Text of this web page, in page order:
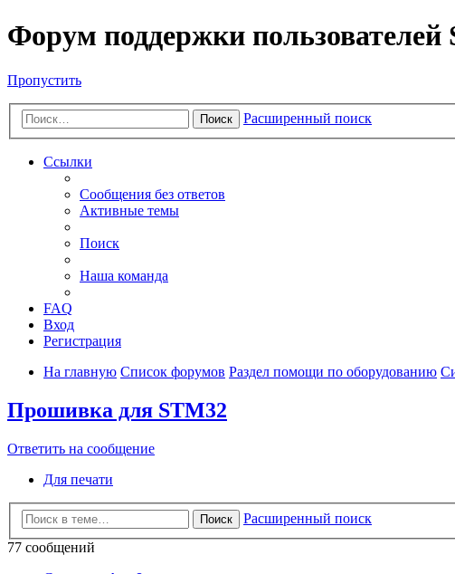
Форум поддержки пользователей
Пропустить
Поиск Расширенный поиск
Ссылки
Сообщения без ответов
Активные темы
Поиск
Наша команда
FAQ
Вход
Регистрация
На главную Список форумов Раздел помощи по оборудованию
Прошивка для STM32
Ответить на сообщение
Для печати
Поиск
Расширенный поиск
77 сообщений